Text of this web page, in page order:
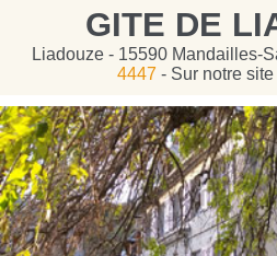
GITE DE
Liadouze - 15590 Mandailles-
4447 - Sur notre